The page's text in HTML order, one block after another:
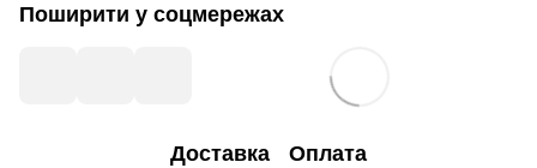
Поширити у соцмережах
Доставка Оплата